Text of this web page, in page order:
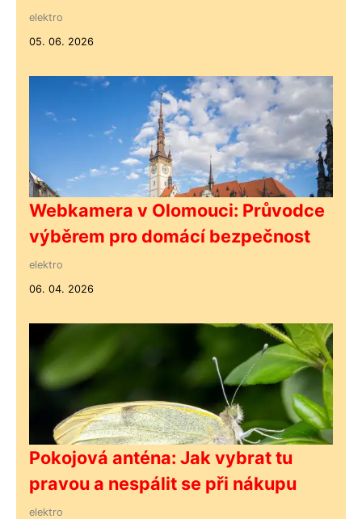
elektro
05. 06. 2026
Webkamera v Olomouci: Průvodce
výběrem pro domácí bezpečnost
elektro
06. 04. 2026
Pokojová anténa: Jak vybrat tu
pravou a nespálit se při nákupu
elektro